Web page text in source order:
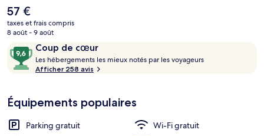
Le
prix
actuel
de
57 €.
57 €
taxes et frais compris
8 août - 9 août
Avis
voyageurs
Coup de cœur
9,6
sur
10,
cœur
Les hébergements les mieux notés par les voyageurs
Afficher 258 avis
Équipements populaires
Parking gratuit
Wi-Fi gratuit